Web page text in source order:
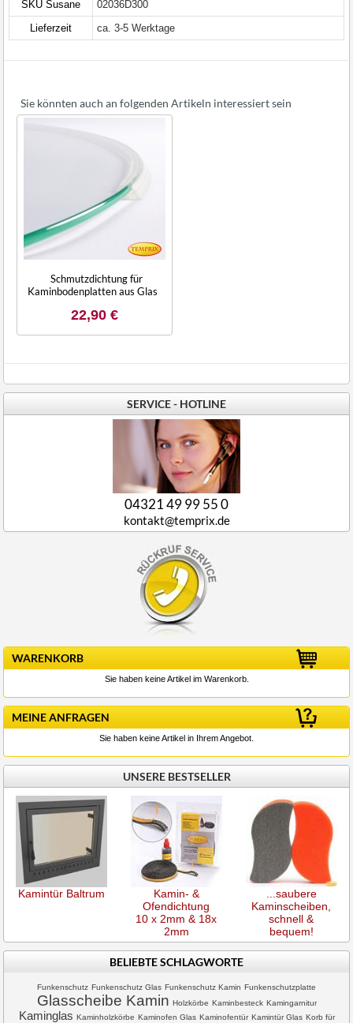
SKU Susane
02036D300
Lieferzeit
ca. 3-5 Werktage
Sie könnten auch an folgenden Artikeln interessiert sein
Schmutzdichtung für
Kaminbodenplatten aus Glas
22,90 €
SERVICE - HOTLINE
04321 49 99 55 0
kontakt@temprix.de
WARENKORB
Sie haben keine Artikel im Warenkorb.
MEINE ANFRAGEN
Sie haben keine Artikel in Ihrem Angebot.
UNSERE BESTSELLER
Kamintür Baltrum
Kamin- &
Ofendichtung
10 x 2mm & 18x
2mm
...saubere
Kaminscheiben,
schnell &
bequem!
BELIEBTE SCHLAGWORTE
Funkenschutz Funkenschutz Glas Funkenschutz Kamin Funkenschutzplatte
Glasscheibe Kamin Holzkörbe Kaminbesteck Kamingarnitur
Kaminglas Kaminholzkörbe Kaminofen Glas Kaminofentür Kamintür Glas Korb für